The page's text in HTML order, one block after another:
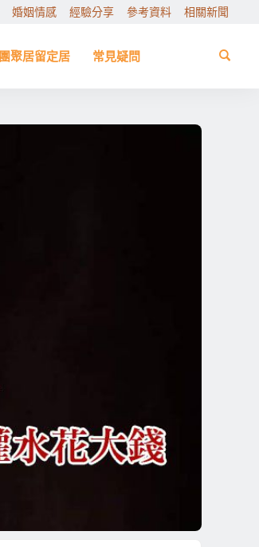
婚姻情感 經驗分享 參考資料 相關新聞
團聚居留定居 常見疑問